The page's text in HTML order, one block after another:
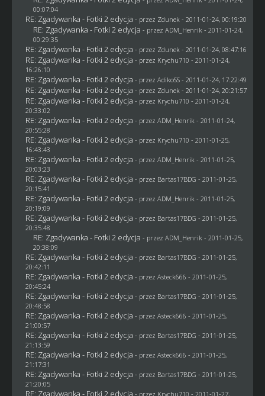
00:07:04
RE: Zgadywanka - Fotki 2 edycja - przez Zdunek- 2011-01-24, 00:19:20
RE: Zgadywanka - Fotki 2 edycja - przez ADM_Henrik- 2011-01-24,
00:29:35
RE: Zgadywanka - Fotki 2 edycja - przez Zdunek- 2011-01-24, 08:47:16
RE: Zgadywanka - Fotki 2 edycja - przez Krychu710 - 2011-01-24,
16:26:10
RE: Zgadywanka - Fotki 2 edycja - przez AdikoSS - 2011-01-24, 17:22:49
RE: Zgadywanka - Fotki 2 edycja - przez Zdunek- 2011-01-24, 20:21:57
RE: Zgadywanka - Fotki 2 edycja - przez Krychu710 - 2011-01-24,
20:33:02
RE: Zgadywanka - Fotki 2 edycja - przez ADM_Henrik- 2011-01-24,
20:55:28
RE: Zgadywanka - Fotki 2 edycja - przez Krychu710 - 2011-01-25,
16:43:43
RE: Zgadywanka - Fotki 2 edycja - przez ADM_Henrik- 2011-01-25,
20:03:23
RE: Zgadywanka - Fotki 2 edycja - przez Bartas17BDG - 2011-01-25,
20:15:41
RE: Zgadywanka - Fotki 2 edycja - przez ADM_Henrik- 2011-01-25,
20:19:09
RE: Zgadywanka - Fotki 2 edycja - przez Bartas17BDG - 2011-01-25,
20:35:48
RE: Zgadywanka - Fotki 2 edycja - przez ADM_Henrik- 2011-01-25,
20:38:09
RE: Zgadywanka - Fotki 2 edycja - przez Bartas17BDG - 2011-01-25,
20:42:11
RE: Zgadywanka - Fotki 2 edycja - przez Asteck666 - 2011-01-25,
20:45:24
RE: Zgadywanka - Fotki 2 edycja - przez Bartas17BDG - 2011-01-25,
20:48:58
RE: Zgadywanka - Fotki 2 edycja - przez Asteck666 - 2011-01-25,
21:00:57
RE: Zgadywanka - Fotki 2 edycja - przez Bartas17BDG - 2011-01-25,
21:13:59
RE: Zgadywanka - Fotki 2 edycja - przez Asteck666 - 2011-01-25,
21:17:31
RE: Zgadywanka - Fotki 2 edycja - przez Bartas17BDG - 2011-01-25,
21:20:05
RE: Zgadywanka - Fotki 2 edycja - przez Krychu710 - 2011-01-27,